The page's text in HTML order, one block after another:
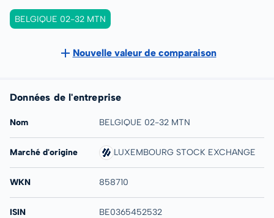
BELGIQUE 02-32 MTN
Nouvelle valeur de comparaison
Données de l'entreprise
Nom BELGIQUE 02-32 MTN
Marché d'origine LUXEMBOURG STOCK EXCHANGE
WKN 858710
ISIN BE0365452532